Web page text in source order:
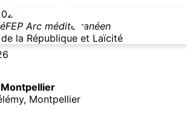
FEP Arc méditerranéen
la République et Laïcité
Montpellier